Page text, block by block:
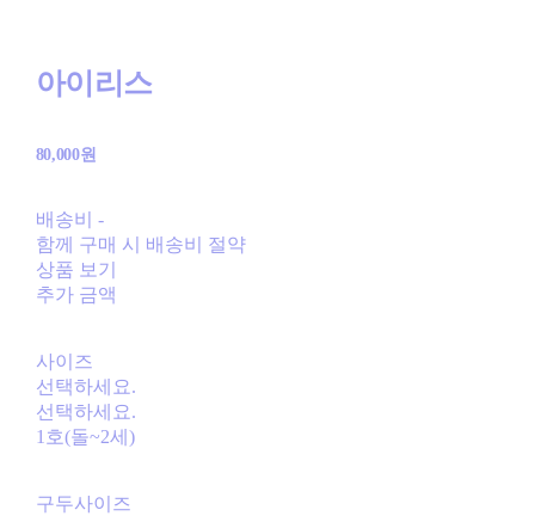
아이리스
80,000원
배송비 -
함께 구매 시 배송비 절약
상품 보기
추가 금액
사이즈
선택하세요.
선택하세요.
1호(돌~2세)
구두사이즈